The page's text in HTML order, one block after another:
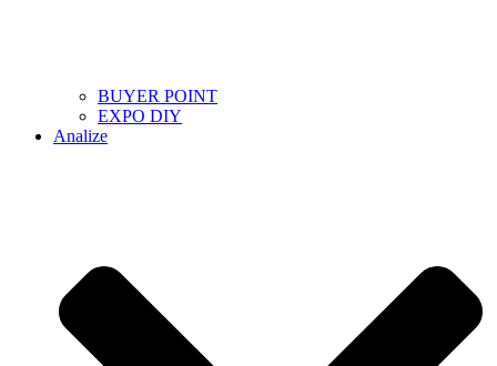
BUYER POINT
EXPO DIY
Analize